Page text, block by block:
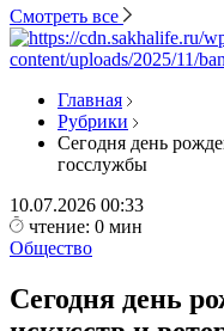
Смотреть все
Главная
Рубрики
Сегодня день
госслужбы
10.07.2026 00:33
чтение: 0 мин
Общество
Сегодня день